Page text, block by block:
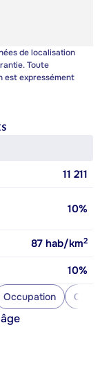
de localisation
Toute
est expressément
11 211
10%
87 hab/km2
10%
Occupation